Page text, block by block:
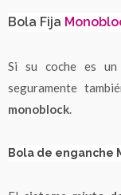
Bola Fija
Si su coche es
seguramente
monoblock.
Bola de enganche